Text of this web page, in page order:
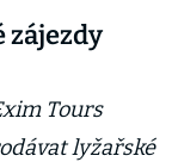
zájezdy
Tours
lyžařské